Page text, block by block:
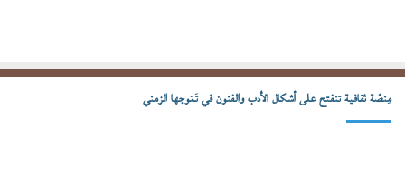
مِنصّة ثقافية تنفتح على أشكال الأدب والفنون في تَمَوجها الزمني